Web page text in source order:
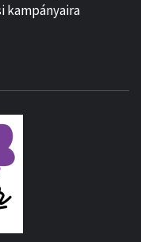
kampányaira